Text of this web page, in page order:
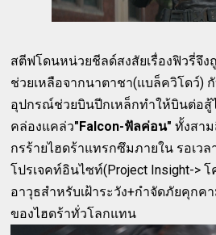
สตีฟโดนหน่วยชีลด์สงสัยเรื่องฟิวรี่จึ
ช่วยเหลือจากนาตาชา(แบล็ควิโดว์)
อุปกรณ์ช่วยบินปีกเหล็กทำให้บินต่อสู้
คล่องแคล่ว"Falcon-ฟัลค่อน" ทั้งสา
กรร้ายไฮดร้าแทรกซึมภายใน รอเว
โปรเจคท์อินไซท์(Project Insight->
อาวุธสำหรับเฝ้าระวัง+กำจัดภัยคุกค
ของไฮดร้าทั่วโลกแทน